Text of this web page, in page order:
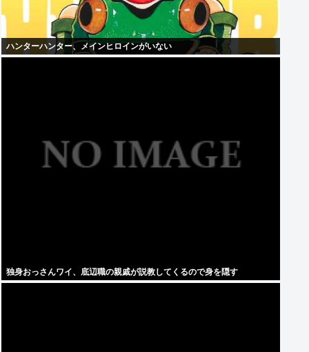
ハンターハンター、メインヒロインがいない
独身おっさんワイ、底辺職の親戚が説教してくるので身を隠す